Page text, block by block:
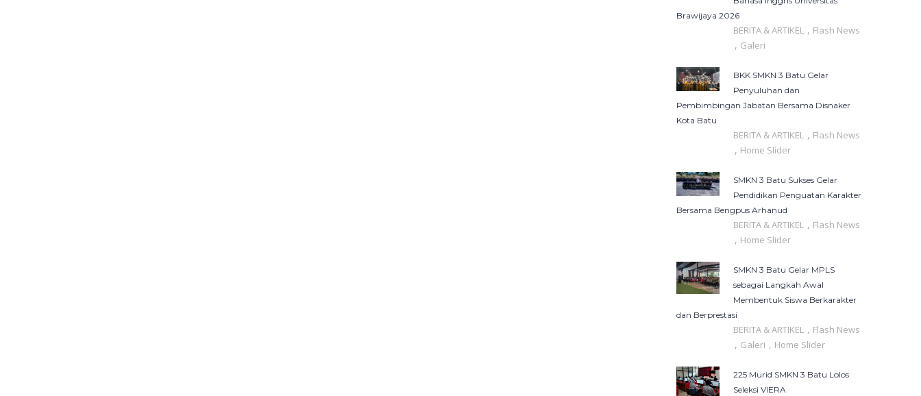
Brawijaya 2026
BERITA & ARTIKEL , Flash News
, Galeri
BKK SMKN 3 Batu Gelar
Penyuluhan dan
Pembimbingan Jabatan Bersama Disnaker
Kota Batu
BERITA & ARTIKEL , Flash News
, Home Slider
SMKN 3 Batu Sukses Gelar
Pendidikan Penguatan Karakter
Bersama Bengpus Arhanud
BERITA & ARTIKEL , Flash News
, Home Slider
SMKN 3 Batu Gelar MPLS
sebagai Langkah Awal
Membentuk Siswa Berkarakter
dan Berprestasi
BERITA & ARTIKEL , Flash News
, Galeri , Home Slider
225 Murid SMKN 3 Batu Lolos
Seleksi VIERA